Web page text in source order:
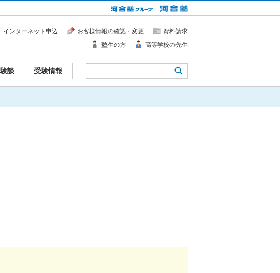
談 受験情報
インターネット申込 お客様情報の確認・変更
資料請求
塾生の方
高等学校の先生